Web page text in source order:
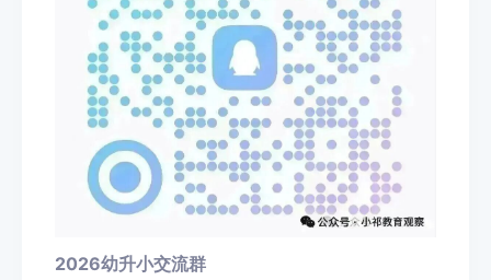
2026幼升小交流群